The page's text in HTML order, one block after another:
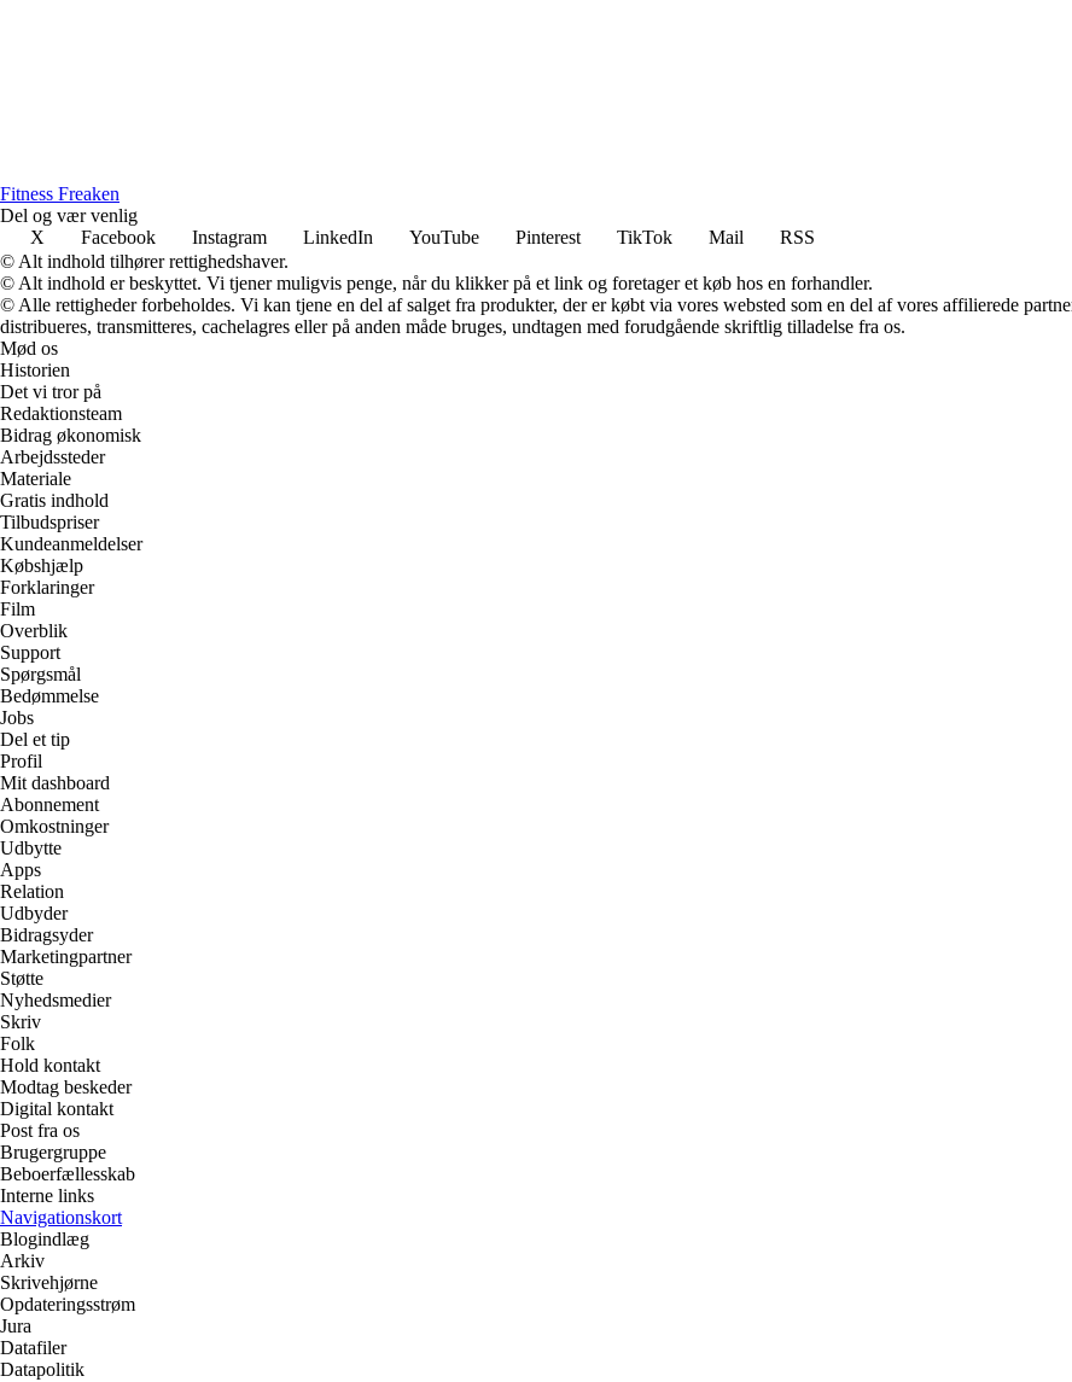
Fitness Freaken
Del og vær venlig
X
Facebook Instagram LinkedIn YouTube Pinterest TikTok Mail
RSS
© Alt indhold tilhører rettighedshaver.
© Alt indhold er beskyttet. Vi tjener muligvis penge, når du klikker på et link og foretager et køb hos en forhandler.
© Alle rettigheder forbeholdes. Vi kan tjene en del af salget fra produkter, der er købt via vores websted som en del af vores affilierede
distribueres, transmitteres, cachelagres eller på anden måde bruges, undtagen med forudgående skriftlig tilladelse fra os.
Mød os
Historien
Det vi tror på
Redaktionsteam
Bidrag økonomisk
Arbejdssteder
Materiale
Gratis indhold
Tilbudspriser
Kundeanmeldelser
Købshjælp
Forklaringer
Film
Overblik
Support
Spørgsmål
Bedømmelse
Jobs
Del et tip
Profil
Mit dashboard
Abonnement
Omkostninger
Udbytte
Apps
Relation
Udbyder
Bidragsyder
Marketingpartner
Støtte
Nyhedsmedier
Skriv
Folk
Hold kontakt
Modtag beskeder
Digital kontakt
Post fra os
Brugergruppe
Beboerfællesskab
Interne links
Navigationskort
Blogindlæg
Arkiv
Skrivehjørne
Opdateringsstrøm
Jura
Datafiler
Datapolitik